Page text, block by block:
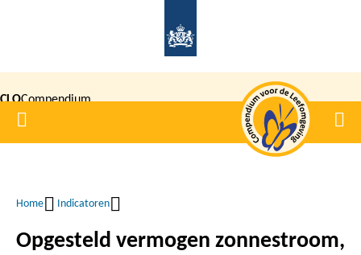
inhoud
gaan
CLOCompendium
voor de
Home
Kruimelpad
Home Indicatoren
Opgesteld vermogen zonnestroom,